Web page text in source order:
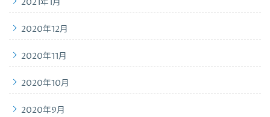
2021年1月
2020年12月
2020年11月
2020年10月
2020年9月